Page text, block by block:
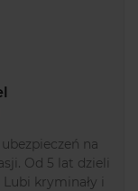
na
Od 5 lat dzieli
kryminały i